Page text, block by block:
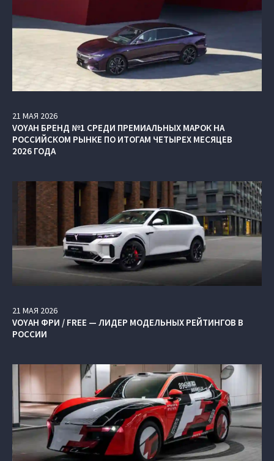
21 МАЯ 2026
VOYAH БРЕНД №1 СРЕДИ ПРЕМИАЛЬНЫХ МАРОК НА
РОССИЙСКОМ РЫНКЕ ПО ИТОГАМ ЧЕТЫРЕХ МЕСЯЦЕВ
2026 ГОДА
21 МАЯ 2026
VOYAH ФРИ / FREE — ЛИДЕР МОДЕЛЬНЫХ РЕЙТИНГОВ В
РОССИИ